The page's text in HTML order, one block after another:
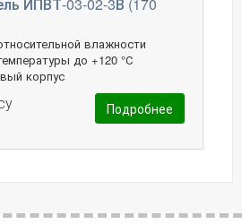
влажности
до +120 °С
корпус
Подробнее